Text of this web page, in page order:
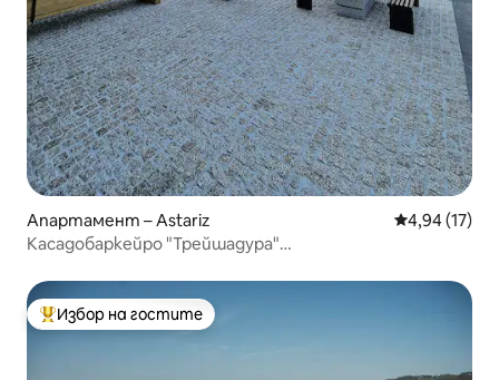
Апартамент – Astariz Средна
4,94 (17)
Касадобаркейро "Трейшадура"
Най-популярен избор на гостите
Избор на гостите